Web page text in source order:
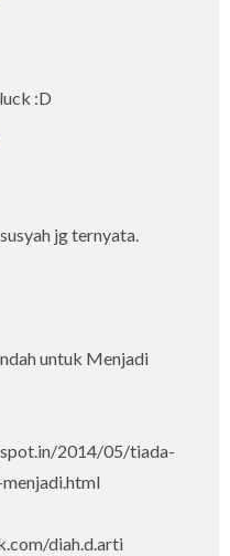
:D
jg ternyata.
untuk Menjadi
2014/05/tiada-
diah.d.arti